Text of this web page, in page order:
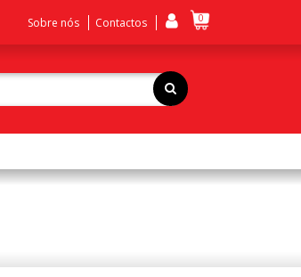
Sobre nós Contactos 0